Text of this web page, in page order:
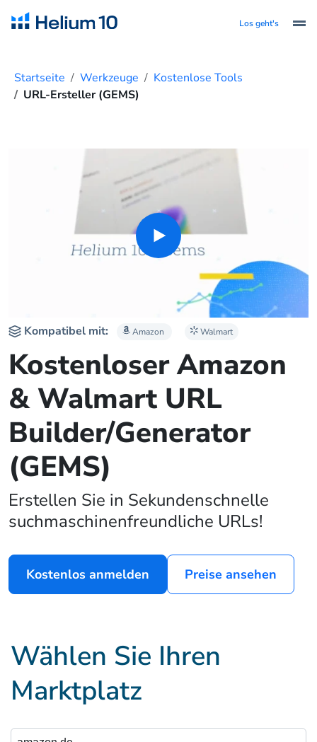
Los geht's
Startseite Werkzeuge
Kostenlose Tools
URL-Ersteller (GEMS)
Kompatibel mit: Amazon Walmart
Kostenloser Amazon
& Walmart URL
Builder/Generator
(GEMS)
Erstellen Sie in Sekundenschnelle
suchmaschinenfreundliche URLs!
Kostenlos anmelden Preise ansehen
Wählen Sie Ihren
Marktplatz